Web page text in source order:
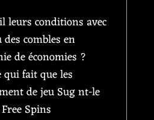
leurs conditions avec
des combles en
de économies ?
qui fait que les
de jeu Sug nt-le
Spins